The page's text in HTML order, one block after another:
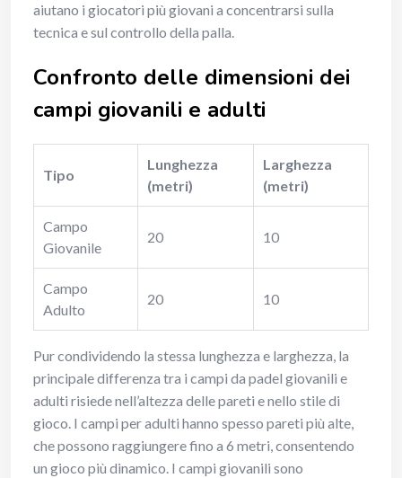
aiutano i giocatori più giovani a concentrarsi sulla
tecnica e sul controllo della palla.
Confronto delle dimensioni dei
campi giovanili e adulti
Tipo
Lunghezza
(metri)
Larghezza
(metri)
Campo
Giovanile
20 10
Campo
Adulto
20 10
Pur condividendo la stessa lunghezza e larghezza, la
principale differenza tra i campi da padel giovanili e
adulti risiede nell’altezza delle pareti e nello stile di
gioco. I campi per adulti hanno spesso pareti più alte,
che possono raggiungere fino a 6 metri, consentendo
un gioco più dinamico. I campi giovanili sono